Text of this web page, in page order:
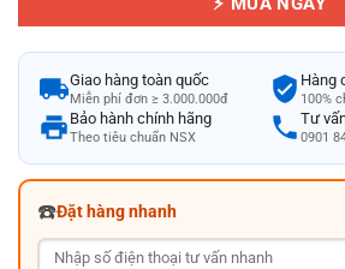
Giao hàng toàn quốc
Miễn phí đơn ≥ 3.000.000đ
Hàng
100%
Bảo hành chính hãng
Theo tiêu chuẩn NSX
Tư
0901
☎️Đặt hàng nhanh